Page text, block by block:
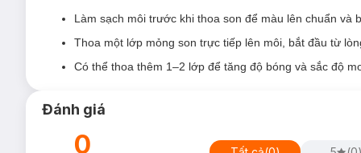
Làm sạch môi trước khi thoa son để màu lên chuẩn và
Thoa một lớp mỏng son trực tiếp lên môi, bắt đầu từ
Có thể thoa thêm 1–2 lớp để tăng độ bóng và sắc độ
Đánh giá
0